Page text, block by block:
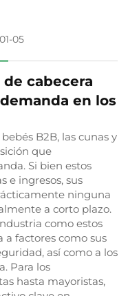
05
cabecera
en los
B2B, las cunas y
que
Si bien estos
e ingresos, sus
ninguna
a corto plazo.
como estos
a factores como sus
así como a los
Para los
hasta mayoristas,